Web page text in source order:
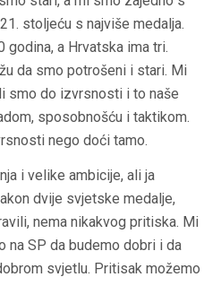
stoljeću s najviše medalja.
godina, a Hrvatska ima tri.
da smo potrošeni i stari. Mi
smo do izvrsnosti i to naše
sposobnošću i taktikom.
nego doći tamo.
i velike ambicije, ali ja
dvije svjetske medalje,
nema nikakvog pritiska. Mi
na SP da budemo dobri i da
svjetlu. Pritisak možemo